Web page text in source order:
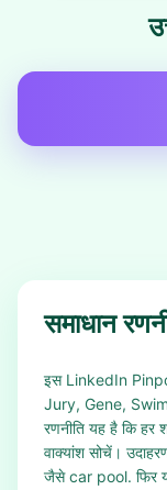
समाधान
इस LinkedIn
Jury, Gene,
रणनीति यह है कि हर
वाक्यांश सोचें।
जैसे car pool. फिर